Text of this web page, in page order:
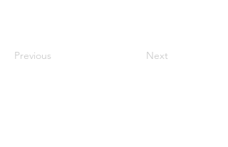
Next
Previous